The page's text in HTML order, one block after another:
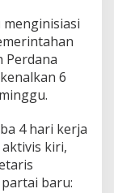
Perdana
6
4 hari kerja
kiri,
baru: